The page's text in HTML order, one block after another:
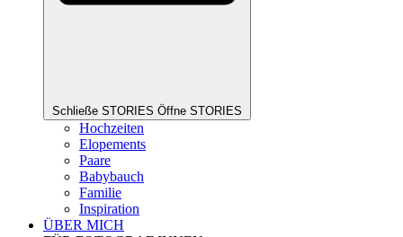
Schließe STORIES Öffne STORIES
Hochzeiten
Elopements
Paare
Babybauch
Familie
Inspiration
ÜBER MICH